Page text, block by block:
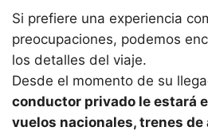
Si prefiere una experiencia
preocupaciones, podemos
los detalles del viaje.
Desde el momento de su
conductor privado le estará
vuelos nacionales, trenes de